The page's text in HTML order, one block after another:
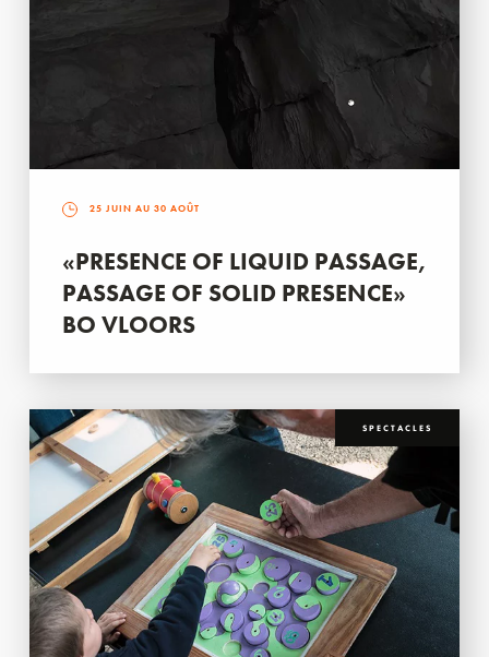
25 JUIN AU 30 AOÛT
«PRESENCE OF LIQUID PASSAGE,
PASSAGE OF SOLID PRESENCE»
BO VLOORS
SPECTACLES